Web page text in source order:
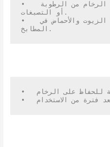
•   تطبيق مواد عزل لحماية الرخام من الرطوبة
أو التصبغات.
•   استخدام مواد حماية ضد الزيوت والأحماض في
المطابخ.
•   صيانة دورية للحفاظ على الرخام.